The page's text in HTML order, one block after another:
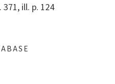
371, ill. p. 124